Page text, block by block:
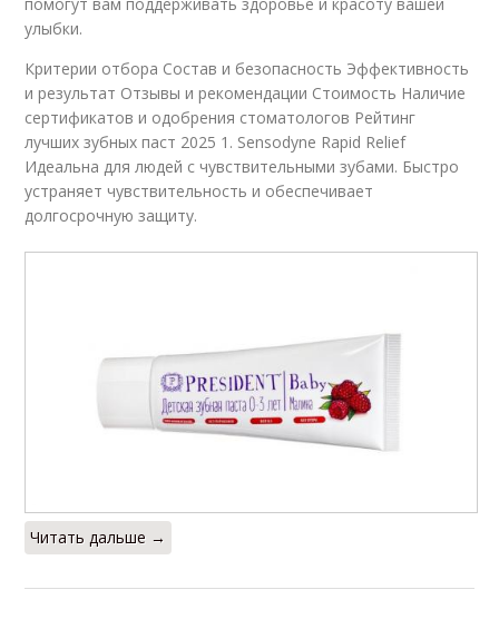
улыбки.
Критерии отбора Состав и безопасность Эффективность
и результат Отзывы и рекомендации Стоимость Наличие
сертификатов и одобрения стоматологов Рейтинг
лучших зубных паст 2025 1. Sensodyne Rapid Relief
Идеальна для людей с чувствительными зубами. Быстро
устраняет чувствительность и обеспечивает
долгосрочную защиту.
Читать дальше →